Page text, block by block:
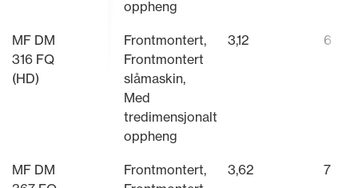
oppheng
Frontmontert,
Frontmontert
slåmaskin,
Med
tredimensjonalt
oppheng
3,12 6
Frontmontert,
3,62 7
MF DM
316 FQ
(HD)
MF DM